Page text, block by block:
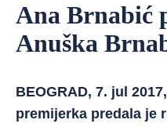
Ana Brnabić
Anuška
BEOGRAD, 7. jul
premijerka predala je